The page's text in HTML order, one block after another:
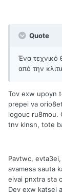
Quote
Ένα τεχνικό
από την
Tov exw upoyn
prepei va
logouc ru8mou.
tnv klnsn, tote
Pavtwc,
avamesa sauta
eivai pnxtra sta
Dev exw katsei